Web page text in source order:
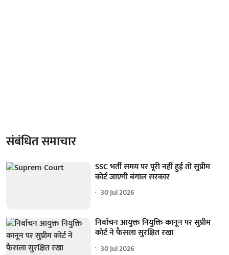
संबंधित समाचार
SSC भर्ती समय पर पूरी नहीं हुई तो सुप्रीम
कोर्ट जाएगी बंगाल सरकार
30 Jul 2026
निर्वाचन आयुक्त नियुक्ति कानून पर सुप्रीम
कोर्ट ने फैसला सुरक्षित रखा
30 Jul 2026